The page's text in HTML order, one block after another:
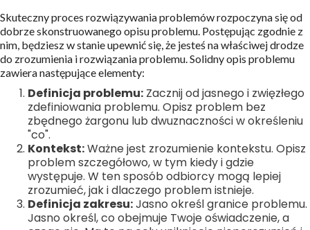
Skuteczny proces rozwiązywania problemów rozpoczyna się od
dobrze skonstruowanego opisu problemu. Postępując zgodnie z
nim, będziesz w stanie upewnić się, że jesteś na właściwej drodze
do zrozumienia i rozwiązania problemu. Solidny opis problemu
zawiera następujące elementy:
Definicja problemu: Zacznij od jasnego i zwięzłego
zdefiniowania problemu. Opisz problem bez
zbędnego żargonu lub dwuznaczności w określeniu
"co".
Kontekst:Ważne jest zrozumienie kontekstu. Opisz
problem szczegółowo, w tym kiedy i gdzie
występuje. W ten sposób odbiorcy mogą lepiej
zrozumieć, jak i dlaczego problem istnieje.
Definicja zakresu:Jasno określ granice problemu.
Jasno określ, co obejmuje Twoje oświadczenie, a